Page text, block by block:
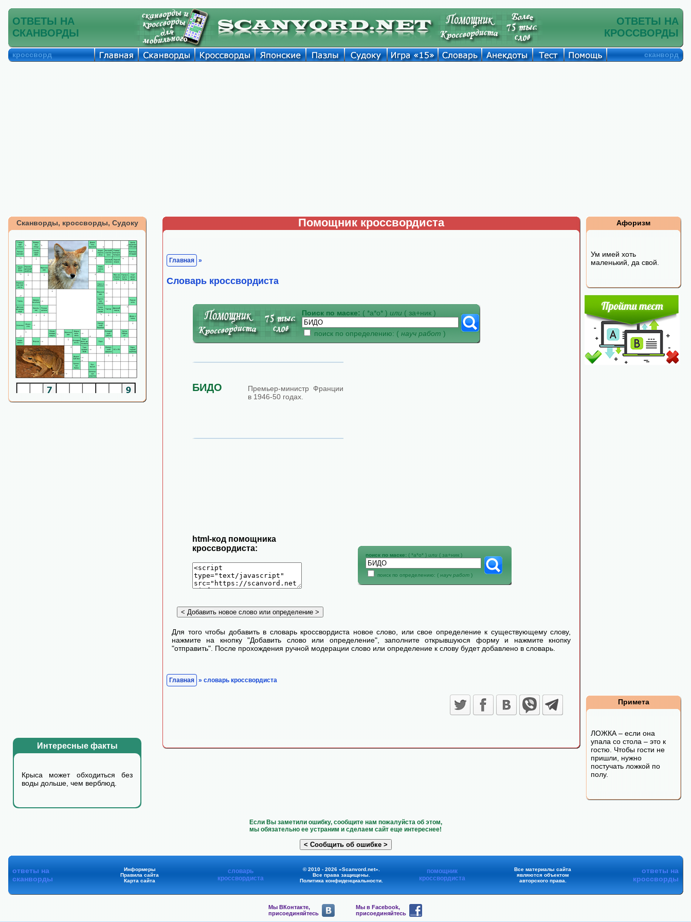
ОТВЕТЫ НА
СКАНВОРДЫ
ОТВЕТЫ НА
КРОССВОРДЫ
кроссворд сканворд
Сканворды, кроссворды, Судоку
Интересные факты
Крыса может обходиться без
воды дольше, чем верблюд.
Помощник кроссвордиста
Главная »
Cловарь кроссвордиста
Поиск по маске: ( *а*о* ) или ( за+ник )
поиск по определению: ( науч работ )
БИДО
Премьер-министр Франции
в 1946-50 годах.
html-код помощника
кроссвордиста:
поиск по маске: ( *а*о* ) или ( за+ник )
поиск по определению: ( науч работ )
Для того чтобы добавить в словарь кроссвордиста новое слово, или свое определение к существующему слову,
нажмите на кнопку "Добавить слово или определение", заполните открывшуюся форму и нажмите кнопку
"отправить". После прохождения ручной модерации слово или определение к слову будет добавлено в словарь.
Главная » словарь кроссвордиста
Афоризм
Ум имей хоть
маленький, да свой.
Примета
ЛОЖКА – если она
упала со стола – это к
гостю. Чтобы гости не
пришли, нужно
постучать ложкой по
полу.
Если Вы заметили ошибку, сообщите нам пожалуйста об этом,
мы обязательно ее устраним и сделаем сайт еще интереснее!
ответы на
сканворды
Информеры
Правила сайта
Карта сайта
словарь
кроссвордиста
© 2010 - 2026 «Scanvord.net».
Все права защищены.
Политика конфиденциальности.
помощник
кроссвордиста
Все материалы сайта
являются объектом
авторского права.
ответы на
кроссворды
Мы ВКонтакте,
присоединяйтесь
Мы в Facebook,
присоединяйтесь